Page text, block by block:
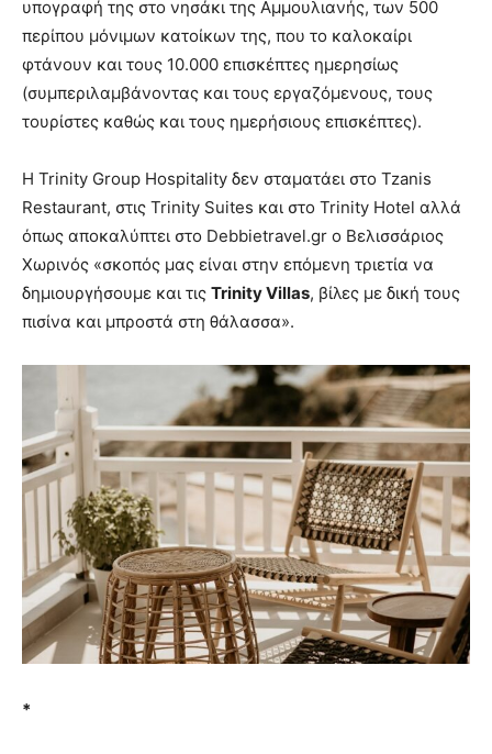
υπογραφή της στο νησάκι της Αμμουλιανής, των 500
περίπου μόνιμων κατοίκων της, που το καλοκαίρι
φτάνουν και τους 10.000 επισκέπτες ημερησίως
(συμπεριλαμβάνοντας και τους εργαζόμενους, τους
τουρίστες καθώς και τους ημερήσιους επισκέπτες).
Η Trinity Group Hospitality δεν σταματάει στο Tzanis
Restaurant, στις Trinity Suites και στο Trinity Hotel αλλά
όπως αποκαλύπτει στο Debbietravel.gr ο Βελισσάριος
Χωρινός «σκοπός μας είναι στην επόμενη τριετία να
δημιουργήσουμε και τις Trinity Villas, βίλες με δική τους
πισίνα και μπροστά στη θάλασσα».
*